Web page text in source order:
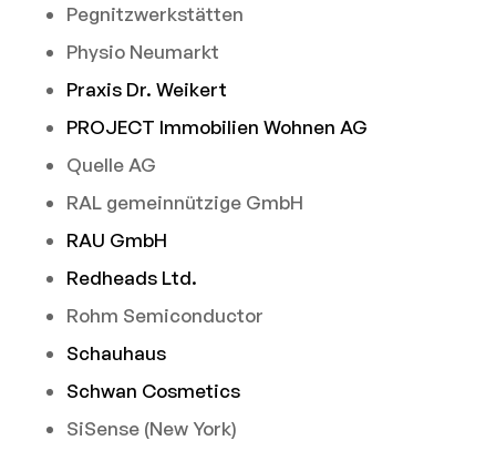
Pegnitzwerkstätten
Physio Neumarkt
Praxis Dr. Weikert
PROJECT Immobilien Wohnen AG
Quelle AG
RAL gemeinnützige GmbH
RAU GmbH
Redheads Ltd.
Rohm Semiconductor
Schauhaus
Schwan Cosmetics
SiSense (New York)